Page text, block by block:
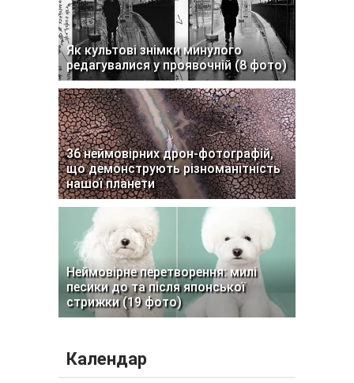
Як культові знімки минулого
редагувалися у проявочній (8 фото)
36 неймовірних дрон-фотографій,
що демонструють різноманітність
нашої планети
Неймовірне перетворення: милі
песики до та після японської
стрижки (19 фото)
Календар